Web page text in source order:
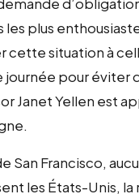
les plus
cette situation à
journée pour éviter
Janet Yellen est
San Francisco,
les États-Unis,